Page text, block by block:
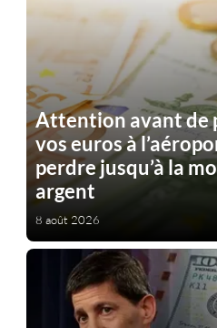
Attention avant de
vos euros à
perdre jusqu’à la
argent
8 août 2026